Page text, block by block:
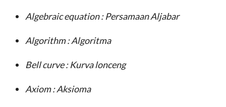
Algebraic equation: Persamaan Aljabar
Algorithm: Algoritma
Bell curve: Kurva lonceng
Axiom: Aksioma